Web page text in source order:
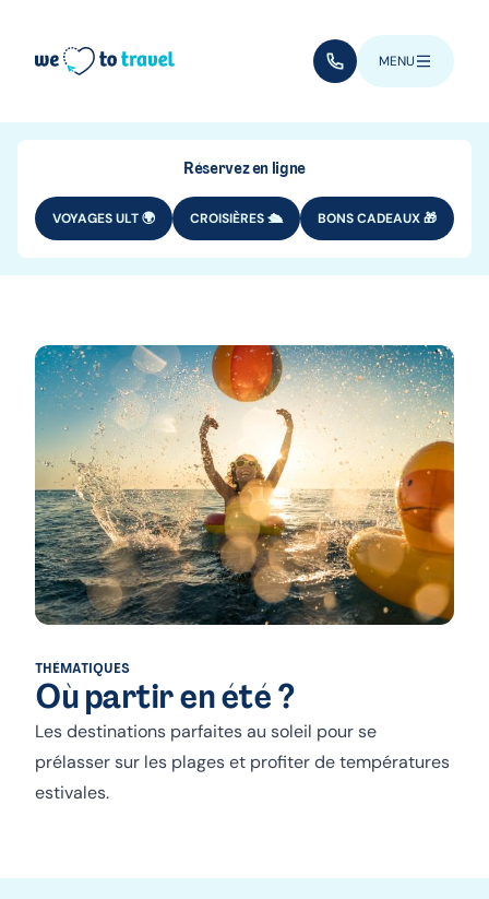
(+352) 28 32 6 - 334
MENU
Réservez en ligne
VOYAGES ULT 🌍 CROISIÈRES 🛳️ BONS CADEAUX 🎁
THÉMATIQUES
Où partir en été ?
Les destinations parfaites au soleil pour se
prélasser sur les plages et profiter de températures
estivales.